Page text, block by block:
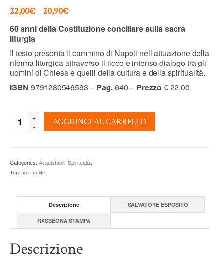
22,00€ 20,90€
60 anni della Costituzione conciliare sulla sacra
liturgia
Il testo presenta il cammino di Napoli nell’attuazione della
riforma liturgica attraverso il ricco e intenso dialogo tra gli
uomini di Chiesa e quelli della cultura e della spiritualità.
ISBN 9791280546593 – Pag.640 – Prezzo € 22,00
LA
RIFORMA
-
Salvatore
quantity
AGGIUNGI AL CARRELLO
Categories: Acquistabili, Spiritualità
Tag: spiritualità
Descrizione SALVATORE ESPOSITO
RASSEGNA STAMPA
Descrizione